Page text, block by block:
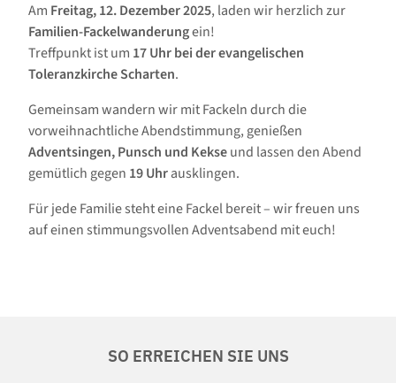
Am Freitag, 12. Dezember 2025, laden wir herzlich zur
Familien-Fackelwanderungein!
Treffpunkt ist um 17 Uhr bei der evangelischen
Toleranzkirche Scharten.
Gemeinsam wandern wir mit Fackeln durch die
vorweihnachtliche Abendstimmung, genießen
Adventsingen, Punsch und Kekseund lassen den Abend
gemütlich gegen 19 Uhrausklingen.
Für jede Familie steht eine Fackel bereit – wir freuen uns
auf einen stimmungsvollen Adventsabend mit euch!
SO ERREICHEN SIE UNS